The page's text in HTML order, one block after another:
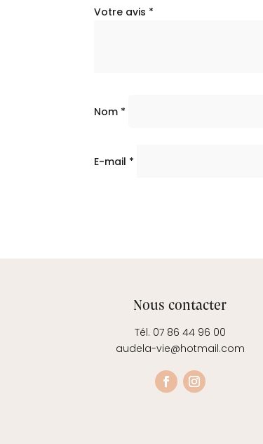
Votre avis *
Nom *
E-mail *
Nous contacter
Tél. 07 86 44 96 00
audela-vie@hotmail.com